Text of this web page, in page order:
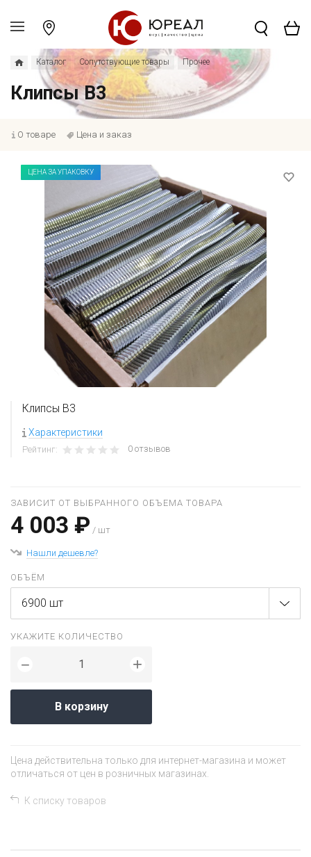
Каталог Сопутствующие товары Прочее
Клипсы В3
О товаре Цена и заказ
ЦЕНА ЗА УПАКОВКУ
Клипсы В3
Характеристики
Рейтинг: 0 отзывов
ЗАВИСИТ ОТ ВЫБРАННОГО ОБЪЕМА ТОВАРА
4 003 ₽ / шт
Нашли дешевле?
ОБЪЁМ
6900 шт
УКАЖИТЕ КОЛИЧЕСТВО
− +
В корзину
Цена действительна только для интернет-магазина и может
отличаться от цен в розничных магазинах.
К списку товаров